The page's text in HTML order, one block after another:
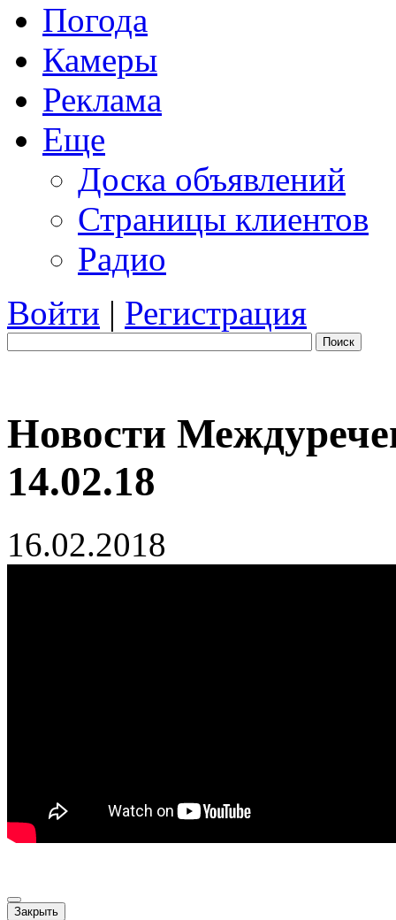
Погода
Камеры
Реклама
Еще
Доска объявлений
Страницы клиентов
Радио
Войти | Регистрация
Поиск
Новости
14.02.18
16.02.2018
Закрыть